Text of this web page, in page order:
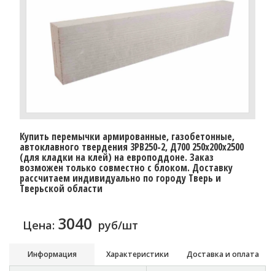
Купить перемычки армированные, газобетонные,
автоклавного твердения 3PB250-2, Д700 250х200х2500
(для кладки на клей) на европоддоне. Заказ
возможен только совместно с блоком. Доставку
рассчитаем индивидуально по городу Тверь и
Тверьской области
Цена: 3040 руб/шт
Информация Характеристики Доставка и оплата